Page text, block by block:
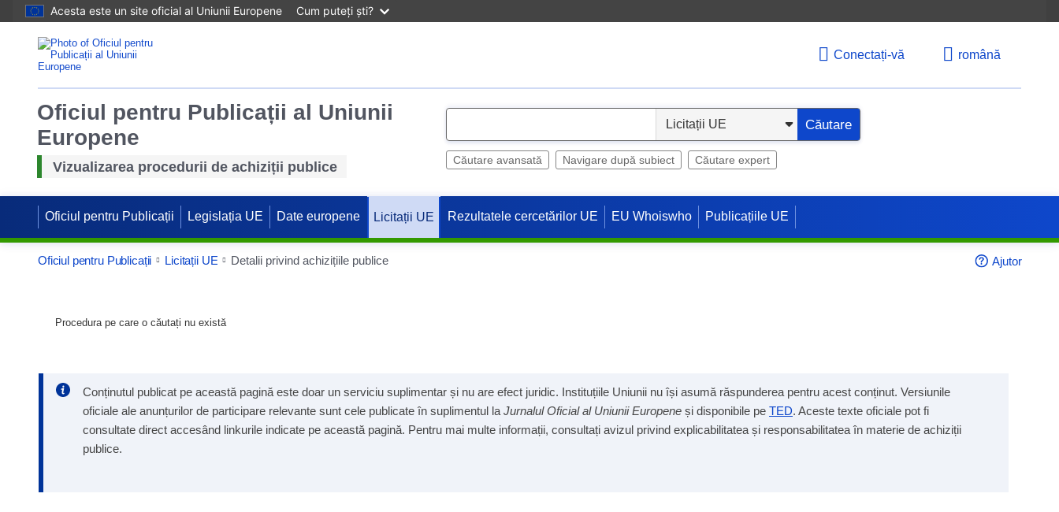
Acesta este un site oficial al Uniunii Europene Cum puteți ști?
Conectați-vă română
Oficiul pentru Publicații al Uniunii
Europene
Vizualizarea procedurii de achiziții publice
e
c
t
Căutare
Căutare avansată Navigare după subiect Căutare expert
Oficiul pentru Publicații Legislația UE Date europene Licitații UE Rezultatele cercetărilor UE EU Whoiswho Publicațiile UE
Oficiul pentru Publicații Licitații UE Detalii privind achizițiile publice Ajutor
Procedura pe care o căutați nu există
Conținutul publicat pe această pagină este doar un serviciu suplimentar și nu are efect juridic. Instituțiile Uniunii nu își asumă răspunderea pentru acest conținut. Versiunile
oficiale ale anunțurilor de participare relevante sunt cele publicate în suplimentul la Jurnalul Oficial al Uniunii Europene și disponibile pe TED. Aceste texte oficiale pot fi
consultate direct accesând linkurile indicate pe această pagină. Pentru mai multe informații, consultați avizul privind explicabilitatea și responsabilitatea în materie de achiziții
publice.